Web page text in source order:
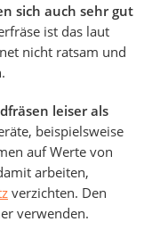
sich auch sehr gut
ist das laut
nicht ratsam und
leiser als
beispielsweise
auf Werte von
arbeiten,
verzichten. Den
verwenden.